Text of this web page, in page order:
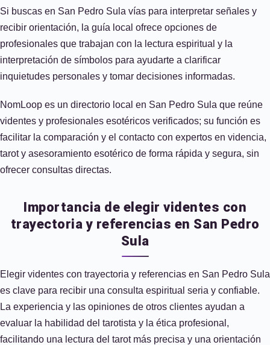
Si buscas en San Pedro Sula vías para interpretar señales y
recibir orientación, la guía local ofrece opciones de
profesionales que trabajan con la lectura espiritual y la
interpretación de símbolos para ayudarte a clarificar
inquietudes personales y tomar decisiones informadas.
NomLoop es un directorio local en San Pedro Sula que reúne
videntes y profesionales esotéricos verificados; su función es
facilitar la comparación y el contacto con expertos en videncia,
tarot y asesoramiento esotérico de forma rápida y segura, sin
ofrecer consultas directas.
Importancia de elegir videntes con
trayectoria y referencias en San Pedro
Sula
Elegir videntes con trayectoria y referencias en San Pedro Sula
es clave para recibir una consulta espiritual seria y confiable.
La experiencia y las opiniones de otros clientes ayudan a
evaluar la habilidad del tarotista y la ética profesional,
facilitando una lectura del tarot más precisa y una orientación